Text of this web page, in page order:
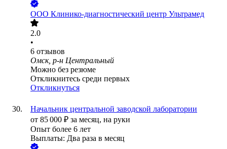
ООО Клинико-диагностический центр Ультрамед
2.0
•
6 отзывов
Омск, р-н Центральный
Можно без резюме
Откликнитесь среди первых
Откликнуться
Начальник центральной заводской лаборатории
от 85 000 ₽ за месяц, на руки
Опыт более 6 лет
Выплаты: Два раза в месяц